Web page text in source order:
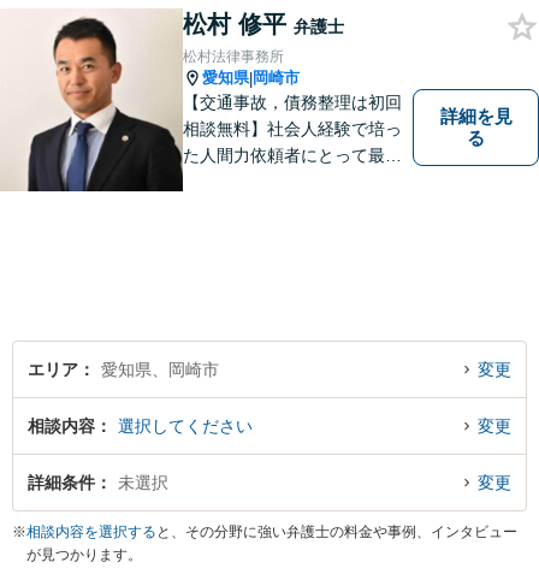
松村 修平 弁護士
松村法律事務所
愛知県|岡崎市
【交通事故，債務整理は初回
相談無料】社会人経験で培っ
た人間力依頼者にとって最大
詳細を見
る
エリア 愛知県、岡崎市 変更
相談内容 選択してください 変更
詳細条件 未選択 変更
※相談内容を選択する と、その分野に強い弁護士の料金や事例、インタビュー
が見つかります。